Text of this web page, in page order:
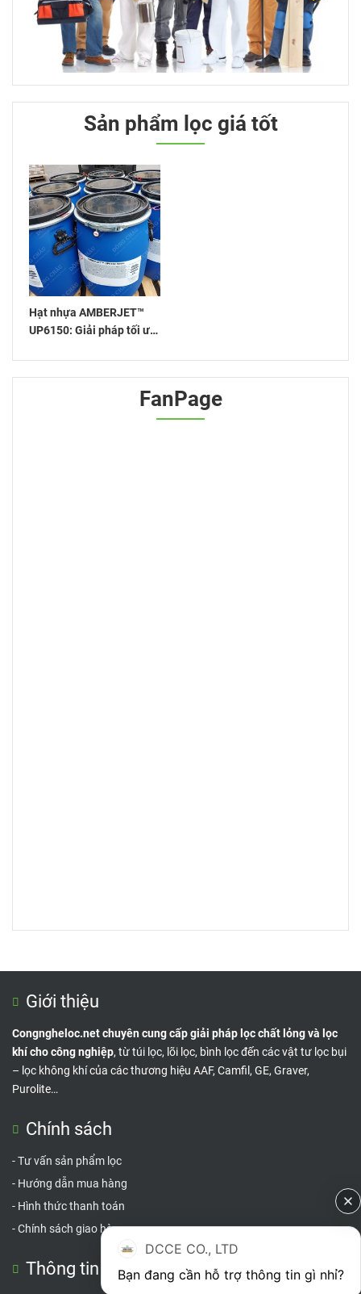
Sản phẩm lọc giá tốt
Hạt nhựa AMBERJET™
UP6150: Giải pháp tối ưu
FanPage
Giới thiệu
Congngheloc.net chuyên cung cấp giải pháp lọc chất lỏng và lọc
khí cho công nghiệp, từ túi lọc, lõi lọc, bình lọc đến các vật tư lọc bụi
– lọc không khí của các thương hiệu AAF, Camfil, GE, Graver,
Purolite…
Chính sách
-Tư vấn sản phẩm lọc
- Hướng dẫn mua hàng
- Hình thức thanh toán
-Chính sách giao hàng
Thông tin liên hệ
DCCE CO., LTD
Bạn đang cần hỗ trợ thông tin gì nhỉ?